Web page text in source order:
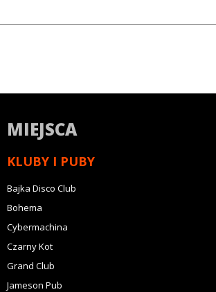
MIEJSCA
KLUBY I PUBY
Bajka Disco Club
Bohema
Cybermachina
Czarny Kot
Grand Club
Jameson Pub